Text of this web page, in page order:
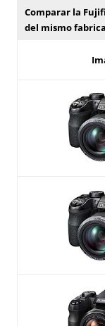
Comparar la
del mismo